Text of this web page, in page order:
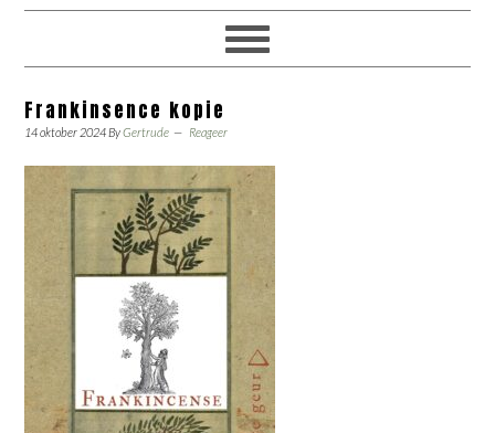
Frankinsence kopie
14 oktober 2024ByGertrude Reageer